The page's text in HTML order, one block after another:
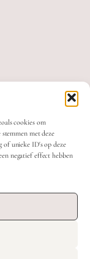
cookies om
met deze
of unieke ID's op deze
negatief effect hebben